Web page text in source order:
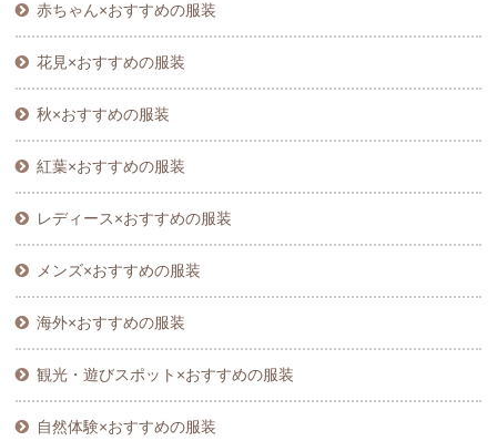
赤ちゃん×おすすめの服装
花見×おすすめの服装
秋×おすすめの服装
紅葉×おすすめの服装
レディース×おすすめの服装
メンズ×おすすめの服装
海外×おすすめの服装
観光・遊びスポット×おすすめの服装
自然体験×おすすめの服装